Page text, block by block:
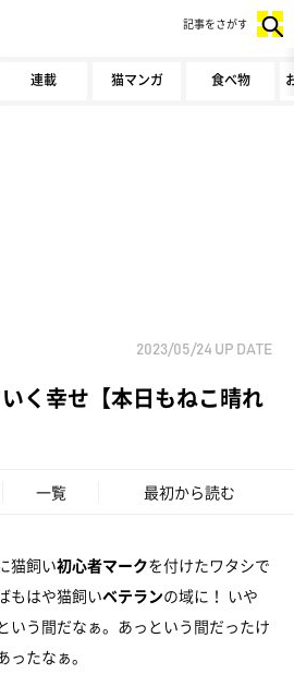
連載 猫マンガ 食べ物
記事をさがす
2023/05/24 UP DATE
く幸せ【本日もねこ晴れ
一覧 最初から読む
猫飼い初心者マークを付けたワタシで
もはや猫飼いベテランの域に！ いや
いう間だなぁ。あっという間だったけ
たなぁ。